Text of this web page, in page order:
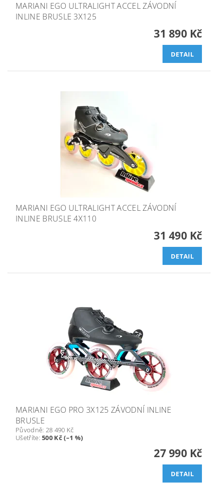
MARIANI EGO ULTRALIGHT ACCEL ZÁVODNÍ
INLINE BRUSLE 3X125
31 890 Kč
DETAIL
MARIANI EGO ULTRALIGHT ACCEL ZÁVODNÍ
INLINE BRUSLE 4X110
31 490 Kč
DETAIL
MARIANI EGO PRO 3X125 ZÁVODNÍ INLINE
BRUSLE
Původně: 28 490 Kč
Ušetříte:500 Kč (–1 %)
27 990 Kč
DETAIL